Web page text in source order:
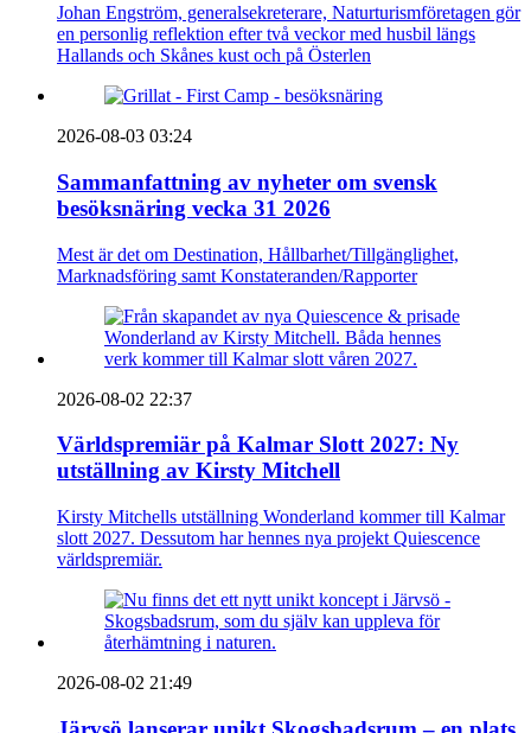
Johan Engström, generalsekreterare, Naturturismföretagen gör
en personlig reflektion efter två veckor med husbil längs
Hallands och Skånes kust och på Österlen
2026-08-03 03:24
Sammanfattning av nyheter om svensk
besöksnäring vecka 31 2026
Mest är det om Destination, Hållbarhet/Tillgänglighet,
Marknadsföring samt Konstateranden/Rapporter
2026-08-02 22:37
Världspremiär på Kalmar Slott 2027: Ny
utställning av Kirsty Mitchell
Kirsty Mitchells utställning Wonderland kommer till Kalmar
slott 2027. Dessutom har hennes nya projekt Quiescence
världspremiär.
2026-08-02 21:49